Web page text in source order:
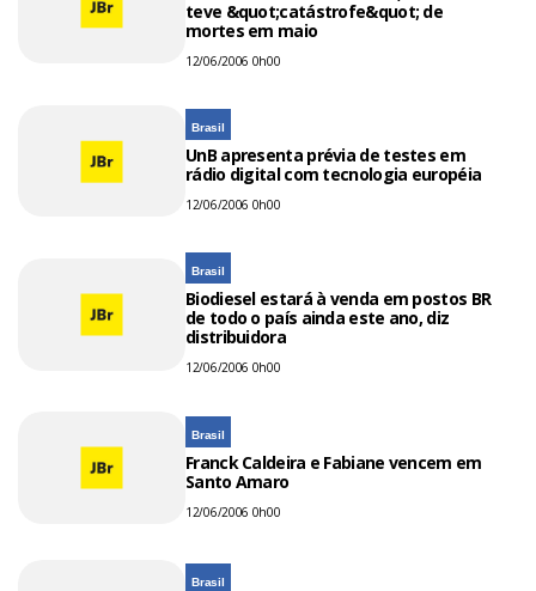
teve &quot;catástrofe&quot; de
mortes em maio
12/06/2006 0h00
Brasil
UnB apresenta prévia de testes em
rádio digital com tecnologia européia
12/06/2006 0h00
Brasil
Biodiesel estará à venda em postos BR
de todo o país ainda este ano, diz
distribuidora
12/06/2006 0h00
Brasil
Franck Caldeira e Fabiane vencem em
Santo Amaro
12/06/2006 0h00
Brasil